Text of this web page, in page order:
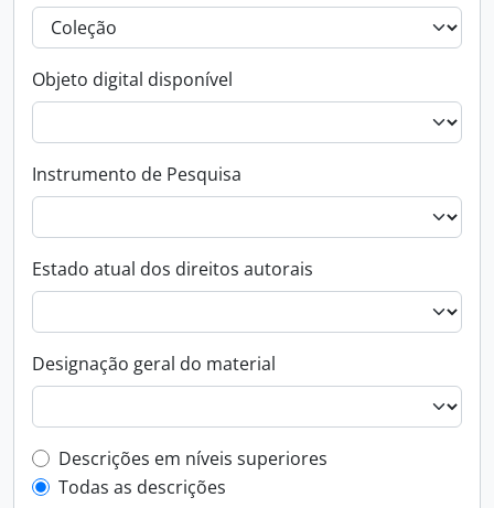
Objeto digital disponível
Instrumento de Pesquisa
Estado atual dos direitos autorais
Designação geral do material
Filtro de descrição de nível superior
Descrições em níveis superiores
Todas as descrições